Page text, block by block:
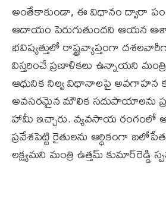
అంతేకాకుండా, ఈ విధానం ద్వారా
ఆదాయం పెరుగుతుందని ఆయన
భవిష్యత్తులో రాష్ట్రవ్యాప్తంగా
విస్తరించే ప్రణాళికలు ఉన్నాయని
ఆధునిక నిల్వ విధానాలపై అవగాహన
అవసరమైన మౌలిక సదుపాయాలను
హామీ ఇచ్చారు. వ్యవసాయ రంగంలో
ప్రవేశపెట్టి రైతులను ఆర్థికంగా
లక్ష్యమని మంత్రి ఉత్తమ్ కుమార్‌రెడ్డి